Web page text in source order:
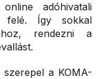
adóhivatali
felé. Így sokkal
rendezni a
a KOMA-